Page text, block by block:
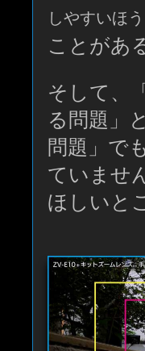
しやすいほう
ことがあ
そして、
る問題」
問題」で
ていませ
ほしいと